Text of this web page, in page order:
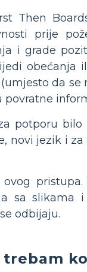
Then
prije
i grade
obećanja
da
potporu
novi jezik i
sa
odbijaju.
trebam